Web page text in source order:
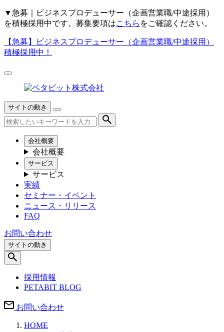
▼ 急募｜ビジネスプロデューサー（企画営業職/中途採用）
を積極採用中です。募集要項はこちら をご確認ください。
【急募】
ビジネスプロデューサー（企画営業職/中途採用）
積極採用中！
サイトの動き
会社概要
会社概要
サービス
サービス
実績
セミナー・イベント
ニュース・リリース
FAQ
お問い合わせ
サイトの動き
採用情報
PETABIT BLOG
お問い合わせ
HOME